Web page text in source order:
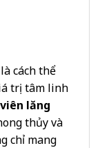
là cách thể
trị tâm linh
lăng
thủy và
chỉ mang